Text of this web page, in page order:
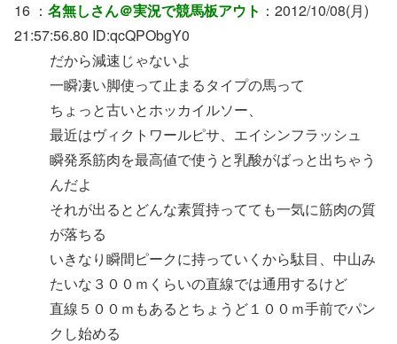
16 ： 名無しさん＠実況で競馬板アウト ：2012/10/08(月)
21:57:56.80 ID:qcQPObgY0
だから減速じゃないよ
一瞬凄い脚使って止まるタイプの馬って
ちょっと古いとホッカイルソー、
最近はヴィクトワールピサ、エイシンフラッシュ
瞬発系筋肉を最高値で使うと乳酸がばっと出ちゃう
んだよ
それが出るとどんな素質持ってても一気に筋肉の質
が落ちる
いきなり瞬間ピークに持っていくから駄目、中山み
たいな３００ｍくらいの直線では通用するけど
直線５００ｍもあるとちょうど１００ｍ手前でパン
クし始める